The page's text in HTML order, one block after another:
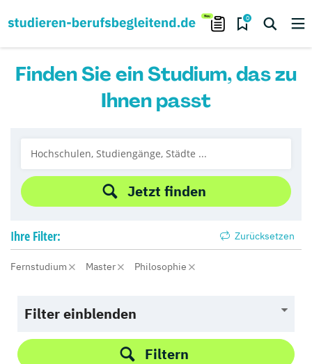
0
Finden Sie ein Studium, das zu
Ihnen passt
Jetzt finden
Ihre Filter: Zurücksetzen
Fernstudium Master Philosophie
Filter einblenden
Filtern